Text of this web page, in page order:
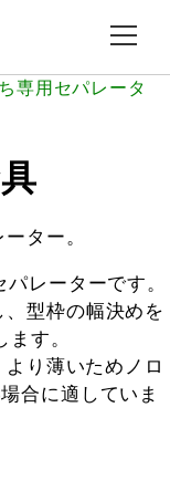
専用セパレータ
ター。
レーターです。
型枠の幅決めを
す。
り薄いためノロ
合に適していま